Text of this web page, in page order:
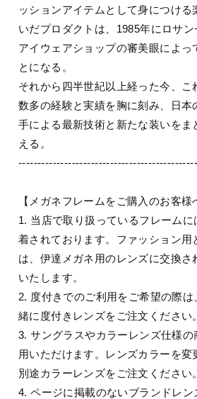
ッションアイテムとして身につける
いだプロダクトは、1985年にロサ
アイウェアショップの審美眼によっ
とになる。
それから四半世紀以上経った今、こ
数多の経験と実績を胸に刻み、日本
手による最新技術と新たな装いをま
える。
【メガネフレームをご購入のお客様
1. 当店で取り扱っているフレーム
着されております。ファッション用
は、伊達メガネ用のレンズに交換さ
いたします。
2. 度付きでのご利用をご希望の際
緒に度付きレンズをご注文ください。
3. サングラスやカラーレンズ仕様
用いただけます。レンズカラーを変
別途カラーレンズをご注文ください。
4. ページに掲載のないブランドレ